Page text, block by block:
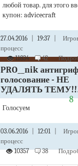
любой товар. для этого
купон: advicecraft
27.04.2016 19:37
процесс
11834
42
PRO__nik
голосование - НЕ
УДАЛЯТЬ
8
Голосуем
03.06.2016 12:01
процесс
10357
38